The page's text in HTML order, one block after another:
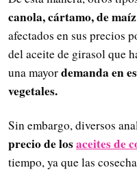
canola, cártamo, de maíz
afectados en sus precios
del aceite de girasol que
una mayordemanda en
vegetales.
Sin embargo, diversos
precio de losaceites de
tiempo, ya que las